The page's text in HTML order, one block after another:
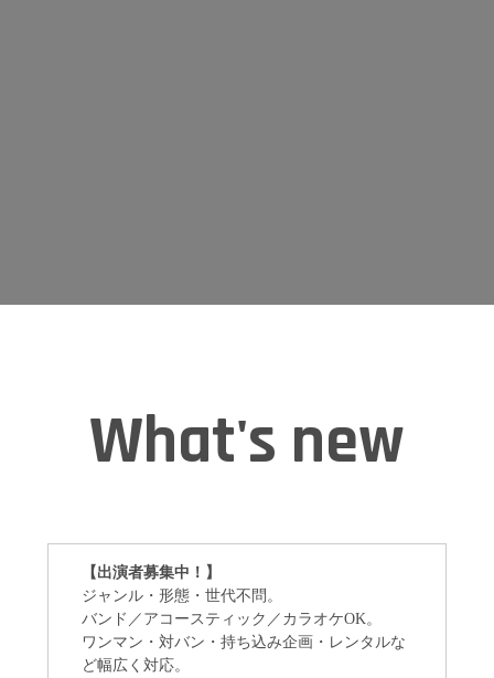
What's new
【出演者募集中！】
ジャンル・形態・世代不問。
バンド／アコースティック／カラオケOK。
ワンマン・対バン・持ち込み企画・レンタルな
ど幅広く対応。